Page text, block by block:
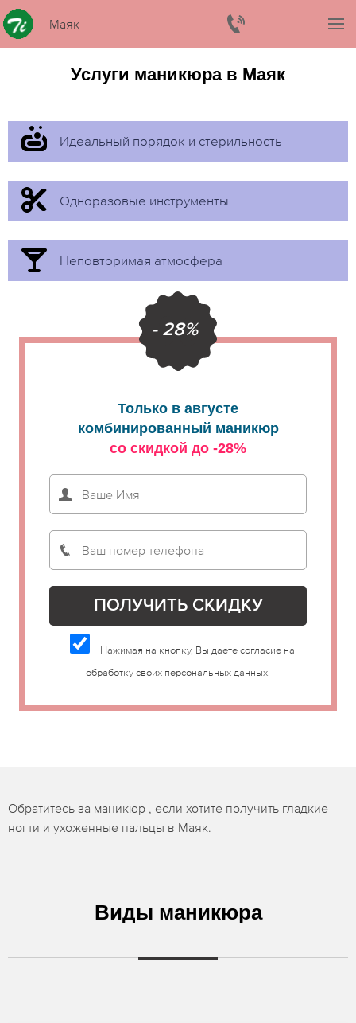
Маяк
Услуги маникюра в Маяк
Идеальный порядок и стерильность
Одноразовые инструменты
Неповторимая атмосфера
- 28%
Только в августе
комбинированный маникюр
со скидкой до -28%
Нажимая на кнопку, Вы даете согласие на
обработку своих персональных данных.
Обратитесь за маникюр , если хотите получить гладкие
ногти и ухоженные пальцы в Маяк.
Виды маникюра